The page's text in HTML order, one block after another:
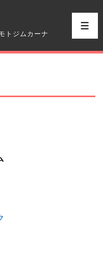
トジムカーナ
メ
ニ
ー